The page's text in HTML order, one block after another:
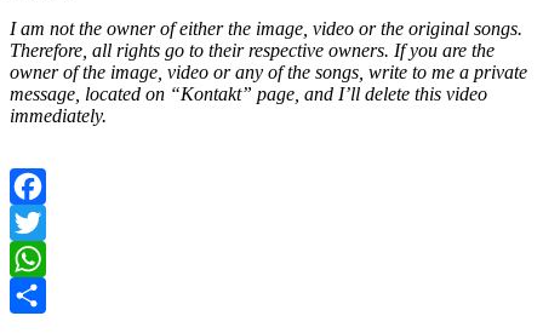
I am not the owner of either the image, video or the original songs.
Therefore, all rights go to their respective owners. If you are the
owner of the image, video or any of the songs, write to me a private
message, located on “Kontakt” page, and I’ll delete this video
immediately.
Facebook
Twitter
WhatsApp